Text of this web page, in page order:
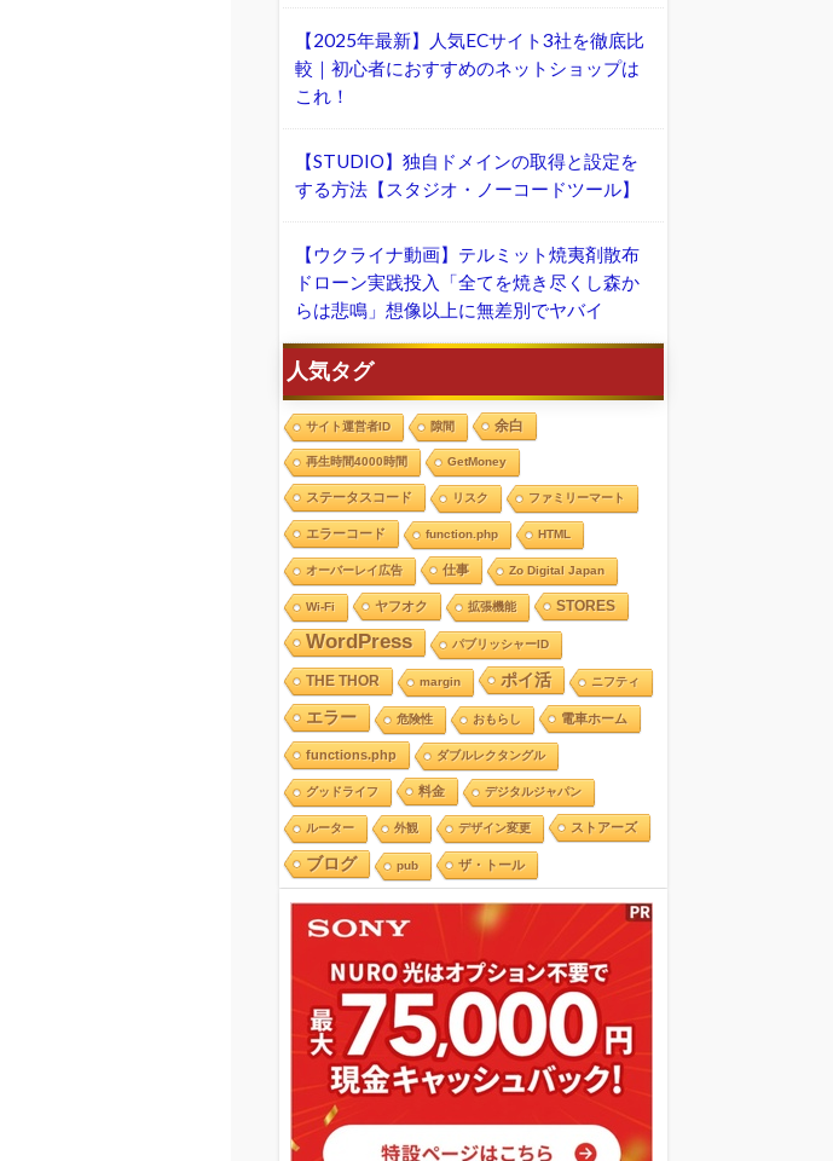
【2025年最新】人気ECサイト3社を徹底比
較｜初心者におすすめのネットショップは
これ！
【STUDIO】独自ドメインの取得と設定を
する方法【スタジオ・ノーコードツール】
【ウクライナ動画】テルミット焼夷剤散布
ドローン実践投入「全てを焼き尽くし森か
らは悲鳴」想像以上に無差別でヤバイ
人気タグ
サイト運営者ID 隙間 余白
再生時間4000時間 GetMoney
ステータスコード リスク ファミリーマート
エラーコード function.php HTML
オーバーレイ広告 仕事 Zo Digital Japan
Wi-Fi ヤフオク 拡張機能 STORES
WordPress パブリッシャーID
THE THOR margin ポイ活 ニフティ
エラー 危険性 おもらし 電車ホーム
functions.php ダブルレクタングル
グッドライフ 料金 デジタルジャパン
ルーター 外観 デザイン変更 ストアーズ
ブログ pub ザ・トール